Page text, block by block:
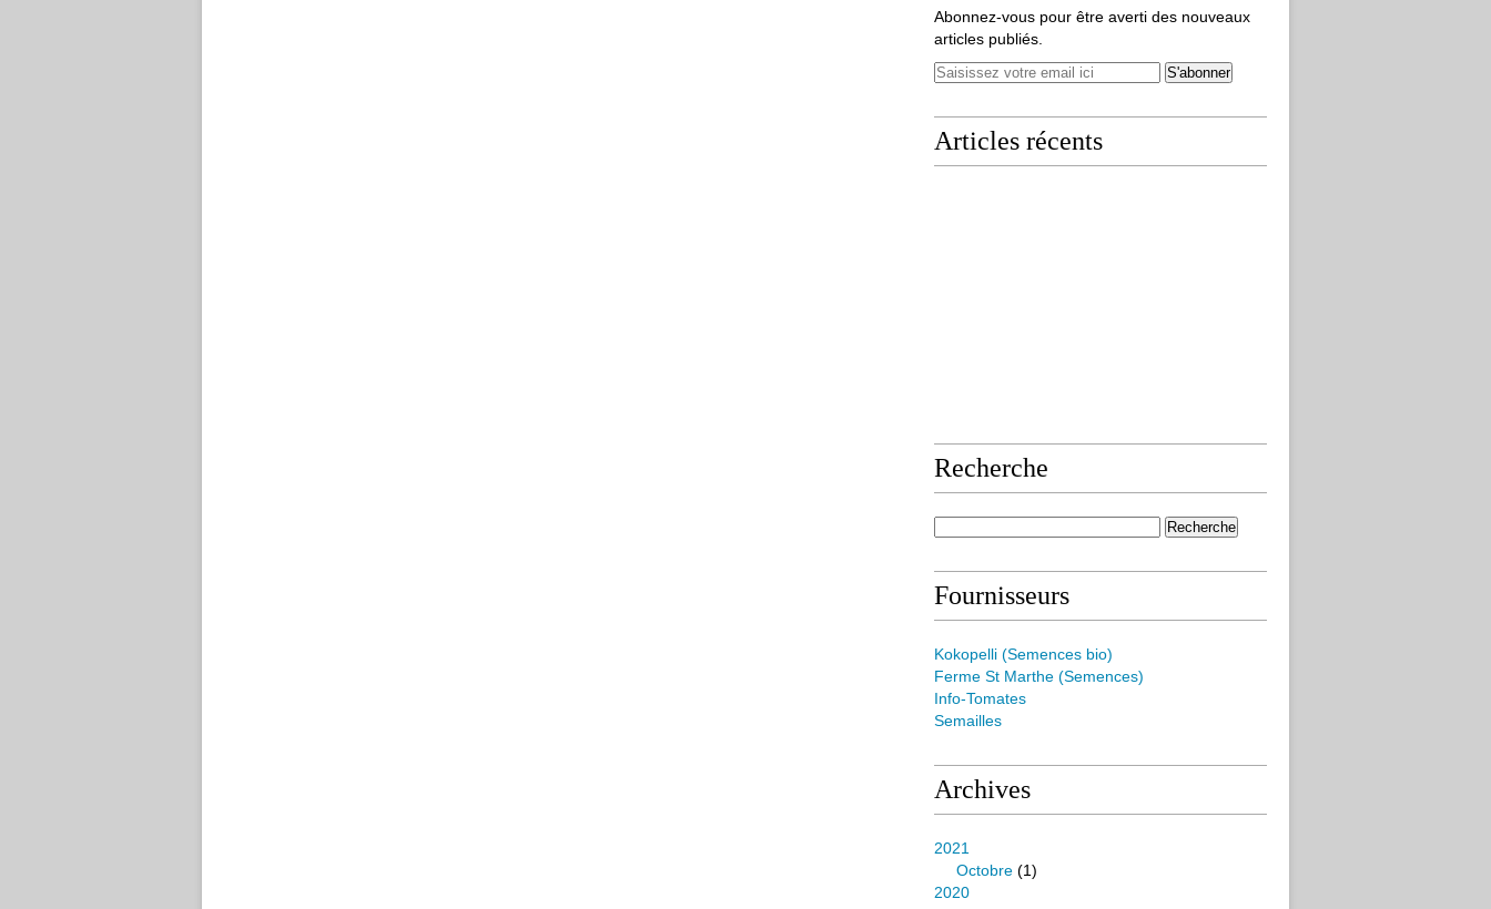
Abonnez-vous pour être averti des nouveaux
articles publiés.
Articles récents
Recherche
Fournisseurs
Kokopelli (Semences bio)
Ferme St Marthe (Semences)
Info-Tomates
Semailles
Archives
2021
Octobre (1)
2020